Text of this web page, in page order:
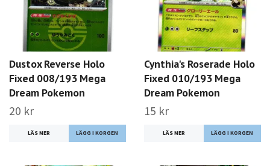
Dustox Reverse Holo
Fixed 008/193 Mega
Dream Pokemon
20 kr
LÄS MER
Cynthia's Roserade Holo
Fixed 010/193 Mega
Dream Pokemon
15 kr
LÄS MER